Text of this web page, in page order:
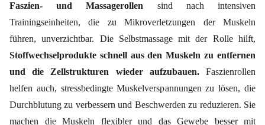
Faszien- und Massagerollen sind nach intensiven
Trainingseinheiten, die zu Mikroverletzungen der Muskeln
führen, unverzichtbar. Die Selbstmassage mit der Rolle hilft,
Stoffwechselprodukte schnell aus den Muskeln zu entfernen
und die Zellstrukturen wieder aufzubauen.Faszienrollen
helfen auch, stressbedingte Muskelverspannungen zu lösen, die
Durchblutung zu verbessern und Beschwerden zu reduzieren. Sie
machen die Muskeln flexibler und das Gewebe besser mit